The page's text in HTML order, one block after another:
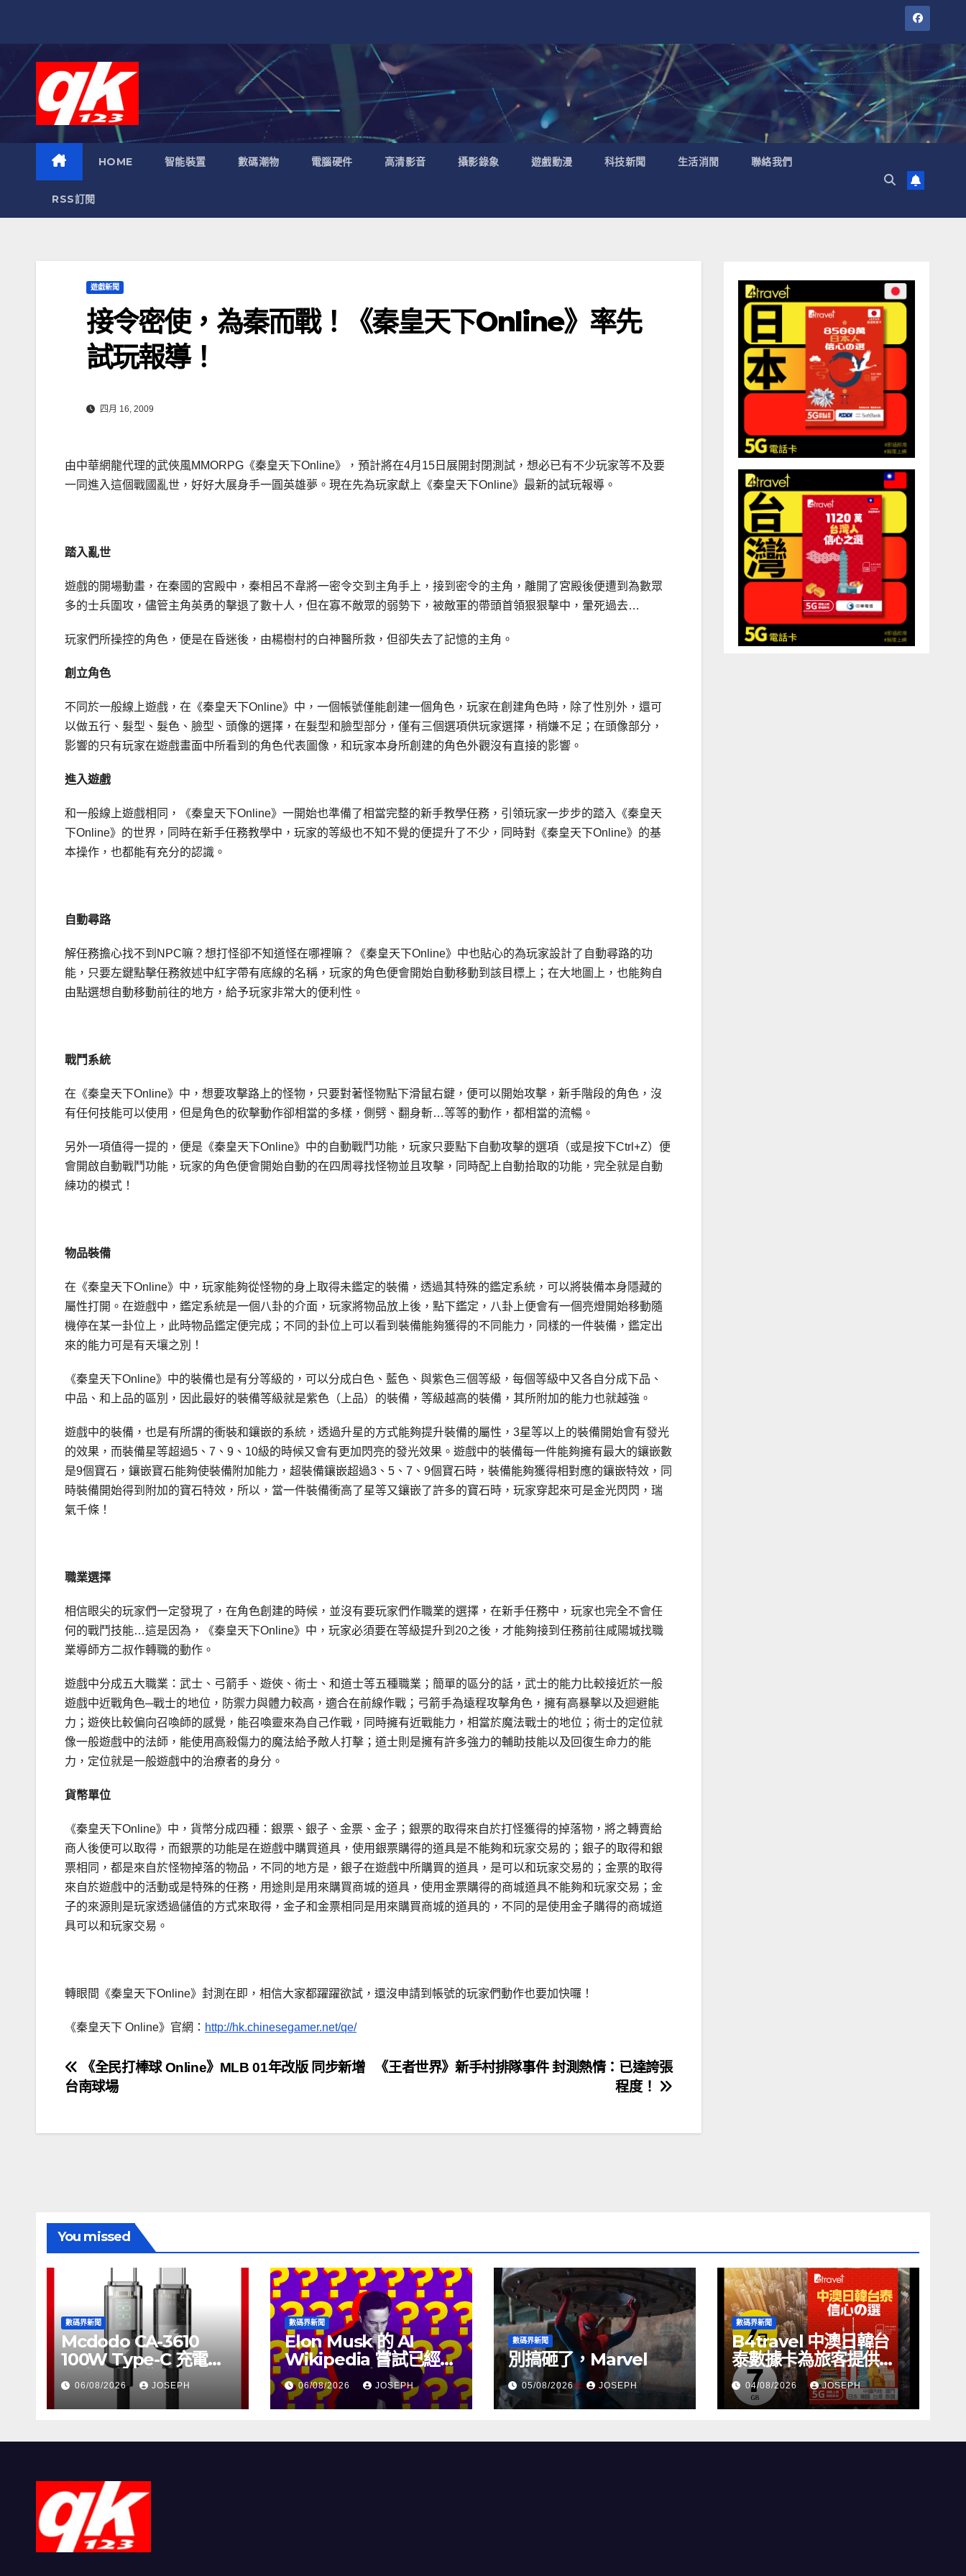
HOME 智能裝置 數碼潮物 電腦硬件 高清影音 攝影錄象 遊戲動漫 科技新聞 生活消閒 聯絡我們
RSS訂閱
遊戲新聞
接令密使，為秦而戰！《秦皇天下Online》率先
試玩報導！
四月 16, 2009
由中華網龍代理的武俠風MMORPG《秦皇天下Online》，預計將在4月15日展開封閉測試，想必已有不少玩家等不及要
一同進入這個戰國亂世，好好大展身手一圓英雄夢。現在先為玩家獻上《秦皇天下Online》最新的試玩報導。
踏入亂世
遊戲的開場動畫，在秦國的宮殿中，秦相呂不韋將一密令交到主角手上，接到密令的主角，離開了宮殿後便遭到為數眾
多的士兵圍攻，儘管主角英勇的擊退了數十人，但在寡不敵眾的弱勢下，被敵軍的帶頭首領狠狠擊中，暈死過去…
玩家們所操控的角色，便是在昏迷後，由楊樹村的白神醫所救，但卻失去了記憶的主角。
創立角色
不同於一般線上遊戲，在《秦皇天下Online》中，一個帳號僅能創建一個角色，玩家在創建角色時，除了性別外，還可
以做五行、髮型、髮色、臉型、頭像的選擇，在髮型和臉型部分，僅有三個選項供玩家選擇，稍嫌不足；在頭像部分，
影響的只有玩家在遊戲畫面中所看到的角色代表圖像，和玩家本身所創建的角色外觀沒有直接的影響。
進入遊戲
和一般線上遊戲相同，《秦皇天下Online》一開始也準備了相當完整的新手教學任務，引領玩家一步步的踏入《秦皇天
下Online》的世界，同時在新手任務教學中，玩家的等級也不知不覺的便提升了不少，同時對《秦皇天下Online》的基
本操作，也都能有充分的認識。
自動尋路
解任務擔心找不到NPC嘛？想打怪卻不知道怪在哪裡嘛？《秦皇天下Online》中也貼心的為玩家設計了自動尋路的功
能，只要左鍵點擊任務敘述中紅字帶有底線的名稱，玩家的角色便會開始自動移動到該目標上；在大地圖上，也能夠自
由點選想自動移動前往的地方，給予玩家非常大的便利性。
戰鬥系統
在《秦皇天下Online》中，想要攻擊路上的怪物，只要對著怪物點下滑鼠右鍵，便可以開始攻擊，新手階段的角色，沒
有任何技能可以使用，但是角色的砍擊動作卻相當的多樣，側劈、翻身斬…等等的動作，都相當的流暢。
另外一項值得一提的，便是《秦皇天下Online》中的自動戰鬥功能，玩家只要點下自動攻擊的選項（或是按下Ctrl+Z）便
會開啟自動戰鬥功能，玩家的角色便會開始自動的在四周尋找怪物並且攻擊，同時配上自動拾取的功能，完全就是自動
練功的模式！
物品裝備
在《秦皇天下Online》中，玩家能夠從怪物的身上取得未鑑定的裝備，透過其特殊的鑑定系統，可以將裝備本身隱藏的
屬性打開。在遊戲中，鑑定系統是一個八卦的介面，玩家將物品放上後，點下鑑定，八卦上便會有一個亮燈開始移動隨
機停在某一卦位上，此時物品鑑定便完成；不同的卦位上可以看到裝備能夠獲得的不同能力，同樣的一件裝備，鑑定出
來的能力可是有天壤之別！
《秦皇天下Online》中的裝備也是有分等級的，可以分成白色、藍色、與紫色三個等級，每個等級中又各自分成下品、
中品、和上品的區別，因此最好的裝備等級就是紫色（上品）的裝備，等級越高的裝備，其所附加的能力也就越強。
遊戲中的裝備，也是有所謂的衝裝和鑲嵌的系統，透過升星的方式能夠提升裝備的屬性，3星等以上的裝備開始會有發光
的效果，而裝備星等超過5、7、9、10級的時候又會有更加閃亮的發光效果。遊戲中的裝備每一件能夠擁有最大的鑲嵌數
是9個寶石，鑲嵌寶石能夠使裝備附加能力，超裝備鑲嵌超過3、5、7、9個寶石時，裝備能夠獲得相對應的鑲嵌特效，同
時裝備開始得到附加的寶石特效，所以，當一件裝備衝高了星等又鑲嵌了許多的寶石時，玩家穿起來可是金光閃閃，瑞
氣千條！
職業選擇
相信眼尖的玩家們一定發現了，在角色創建的時候，並沒有要玩家們作職業的選擇，在新手任務中，玩家也完全不會任
何的戰鬥技能…這是因為，《秦皇天下Online》中，玩家必須要在等級提升到20之後，才能夠接到任務前往咸陽城找職
業導師方二叔作轉職的動作。
遊戲中分成五大職業：武士、弓箭手、遊俠、術士、和道士等五種職業；簡單的區分的話，武士的能力比較接近於一般
遊戲中近戰角色─戰士的地位，防禦力與體力較高，適合在前線作戰；弓箭手為遠程攻擊角色，擁有高暴擊以及迴避能
力；遊俠比較偏向召喚師的感覺，能召喚靈來為自己作戰，同時擁有近戰能力，相當於魔法戰士的地位；術士的定位就
像一般遊戲中的法師，能使用高殺傷力的魔法給予敵人打擊；道士則是擁有許多強力的輔助技能以及回復生命力的能
力，定位就是一般遊戲中的治療者的身分。
貨幣單位
《秦皇天下Online》中，貨幣分成四種：銀票、銀子、金票、金子；銀票的取得來自於打怪獲得的掉落物，將之轉賣給
商人後便可以取得，而銀票的功能是在遊戲中購買道具，使用銀票購得的道具是不能夠和玩家交易的；銀子的取得和銀
票相同，都是來自於怪物掉落的物品，不同的地方是，銀子在遊戲中所購買的道具，是可以和玩家交易的；金票的取得
來自於遊戲中的活動或是特殊的任務，用途則是用來購買商城的道具，使用金票購得的商城道具不能夠和玩家交易；金
子的來源則是玩家透過儲值的方式來取得，金子和金票相同是用來購買商城的道具的，不同的是使用金子購得的商城道
具可以和玩家交易。
轉眼間《秦皇天下Online》封測在即，相信大家都躍躍欲試，還沒申請到帳號的玩家們動作也要加快囉！
《秦皇天下 Online》官網： http://hk.chinesegamer.net/qe/
文
章
導
《王者世界》新手村排隊事件 封測熱情：已達誇張
程度！
《全民打棒球 Online》MLB 01年改版 同步新增
台南球場
You missed
數碼界新聞
Mcdodo CA-3610
100W Type-C 充電線
正式上市，售價
HK$115
06/08/2026 JOSEPH
數碼界新聞
Elon Musk 的 AI
Wikipedia 嘗試已經幾
個月沒有更新了
06/08/2026 JOSEPH
數碼界新聞
別搞砸了，Marvel
05/08/2026 JOSEPH
數碼界新聞
B4travel 中澳日韓台
泰數據卡為旅客提供無
縫網絡體驗
04/08/2026 JOSEPH